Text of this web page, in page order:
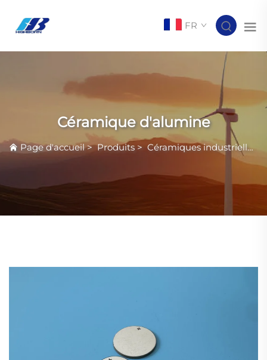
FR
Céramique d'alumine
Page d'accueil>Produits> Céramiques industrielles